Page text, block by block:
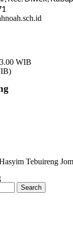
WIB
Tebuireng
Search